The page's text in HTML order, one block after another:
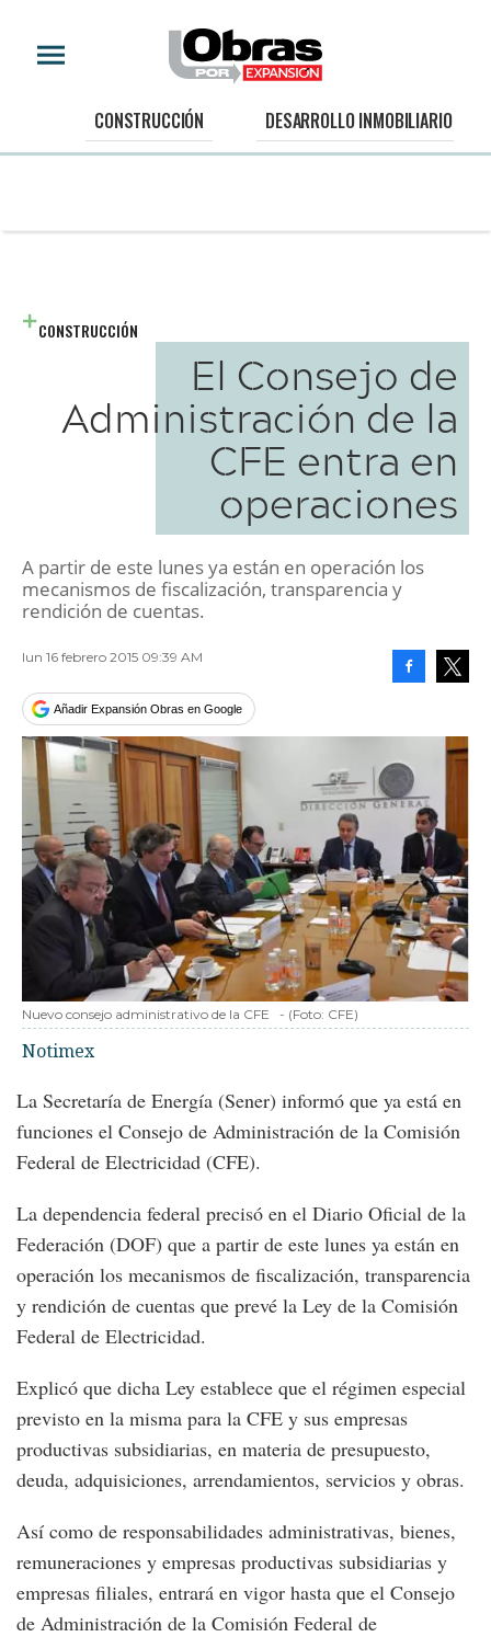
CONSTRUCCIÓN DESARROLLO INMOBILIARIO
CONSTRUCCIÓN
El Consejo de
Administración de la
CFE entra en
operaciones
A partir de este lunes ya están en operación los
mecanismos de fiscalización, transparencia y
rendición de cuentas.
lun 16 febrero 2015 09:39 AM
Añadir Expansión Obras en Google
Nuevo consejo administrativo de la CFE - (Foto: CFE)
Notimex
La Secretaría de Energía (Sener) informó que ya está en
funciones el Consejo de Administración de la Comisión
Federal de Electricidad (CFE).
La dependencia federal precisó en el Diario Oficial de la
Federación (DOF) que a partir de este lunes ya están en
operación los mecanismos de fiscalización, transparencia
y rendición de cuentas que prevé la Ley de la Comisión
Federal de Electricidad.
Explicó que dicha Ley establece que el régimen especial
previsto en la misma para la CFE y sus empresas
productivas subsidiarias, en materia de presupuesto,
deuda, adquisiciones, arrendamientos, servicios y obras.
Así como de responsabilidades administrativas, bienes,
remuneraciones y empresas productivas subsidiarias y
empresas filiales, entrará en vigor hasta que el Consejo
de Administración de la Comisión Federal de